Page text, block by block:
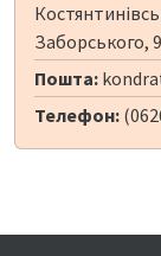
Заборського,
Пошта:
Телефон: